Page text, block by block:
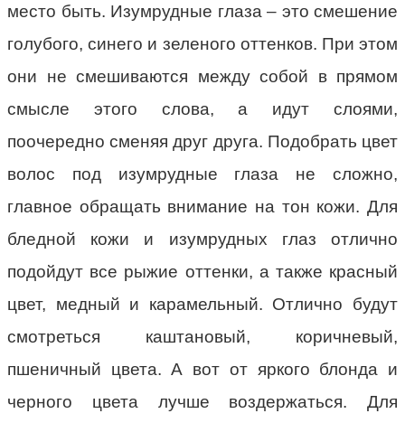
место быть. Изумрудные глаза – это смешение
голубого, синего и зеленого оттенков. При этом
они не смешиваются между собой в прямом
смысле этого слова, а идут слоями,
поочередно сменяя друг друга. Подобрать цвет
волос под изумрудные глаза не сложно,
главное обращать внимание на тон кожи. Для
бледной кожи и изумрудных глаз отлично
подойдут все рыжие оттенки, а также красный
цвет, медный и карамельный. Отлично будут
смотреться каштановый, коричневый,
пшеничный цвета. А вот от яркого блонда и
черного цвета лучше воздержаться. Для